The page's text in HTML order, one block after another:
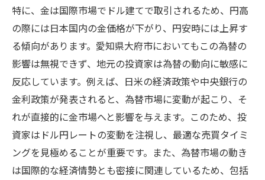
特に、金は国際市場でドル建てで取引されるため、円高
の際には日本国内の金価格が下がり、円安時には上昇す
る傾向があります。愛知県大府市においてもこの為替の
影響は無視できず、地元の投資家は為替の動向に敏感に
反応しています。例えば、日米の経済政策や中央銀行の
金利政策が発表されると、為替市場に変動が起こり、そ
れが直接的に金市場へと影響を与えます。このため、投
資家はドル円レートの変動を注視し、最適な売買タイミ
ングを見極めることが重要です。また、為替市場の動き
は国際的な経済情勢とも密接に関連しているため、包括